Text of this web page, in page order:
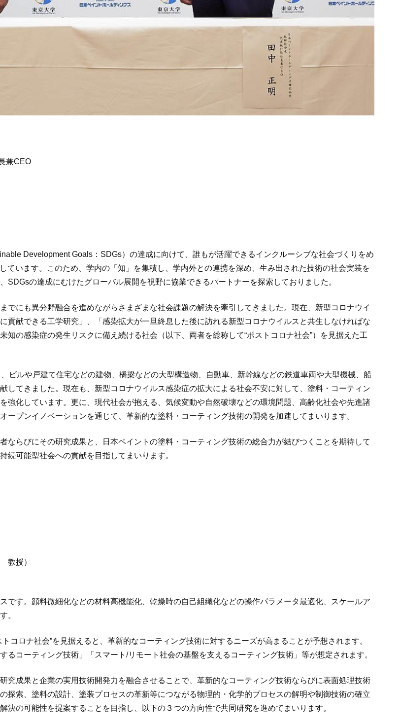
兼CEO
Development Goals：SDGs）の達成に向けて、誰もが活躍できるインクルーシブな社会づくりをめ
ています。このため、学内の「知」を集積し、学内外との連携を深め、生み出された技術の社会実装を
の達成にむけたグローバル展開を視野に協業できるパートナーを探索しておりました。
でにも異分野融合を進めながらさまざまな社会課題の解決を牽引してきました。現在、新型コロナウイ
貢献できる工学研究」、「感染拡大が一旦終息した後に訪れる新型コロナウイルスと共生しなければな
の感染症の発生リスクに備え続ける社会（以下、両者を総称して“ポストコロナ社会”）を見据えた工
ビルや戸建て住宅などの建物、橋梁などの大型構造物、自動車、新幹線などの鉄道車両や大型機械、船
してきました。現在も、新型コロナウイルス感染症の拡大による社会不安に対して、塗料・コーティン
強化しています。更に、現代社会が抱える、気候変動や自然破壊などの環境問題、高齢化社会や先進諸
プンイノベーションを通じて、革新的な塗料・コーティング技術の開発を加速してまいります。
ならびにその研究成果と、日本ペイントの塗料・コーティング技術の総合力が結びつくことを期待して
続可能型社会への貢献を目指してまいります。
教授）
です。顔料微細化などの材料高機能化、乾燥時の自己組織化などの操作パラメータ最適化、スケールア
。
コロナ社会”を見据えると、革新的なコーティング技術に対するニーズが高まることが予想されます。
コーティング技術」「スマート/リモート社会の基盤を支えるコーティング技術」等が想定されます。
究成果と企業の実用技術開発力を融合させることで、革新的なコーティング技術ならびに表面処理技術
探索、塗料の設計、塗装プロセスの革新等につながる物理的・化学的プロセスの解明や制御技術の確立
の可能性を提案することを目指し、以下の３つの方向性で共同研究を進めてまいります。